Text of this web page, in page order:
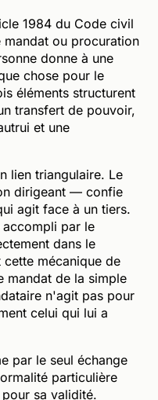
1984 du Code civil
ou procuration
donne à une
chose pour le
éléments structurent
transfert de pouvoir,
et une
lien triangulaire. Le
dirigeant — confie
agit face à un tiers.
par le
dans le
mécanique de
mandat de la simple
n'agit pas pour
celui qui lui a
par le seul échange
particulière
sa validité.